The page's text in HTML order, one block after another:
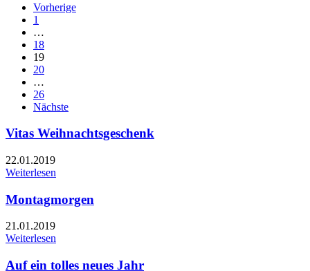
Vorherige
1
…
18
19
20
…
26
Nächste
Vitas Weihnachtsgeschenk
22.01.2019
Weiterlesen
Montagmorgen
21.01.2019
Weiterlesen
Auf ein tolles neues Jahr